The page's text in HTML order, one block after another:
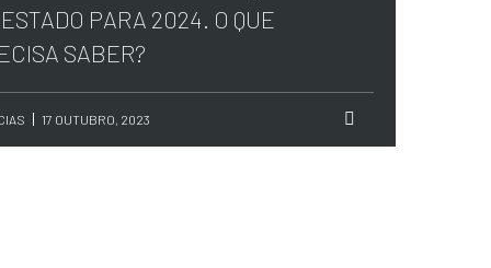
PARA 2024. O QUE
SABER?
17 OUTUBRO, 2023